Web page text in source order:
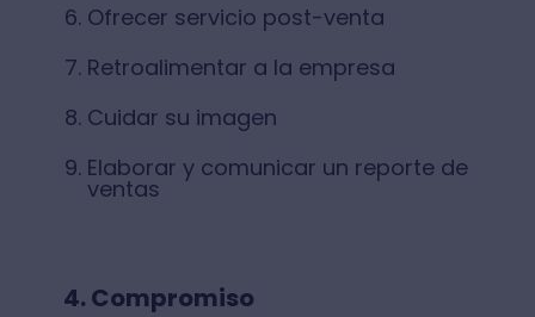
Ofrecer servicio post-venta
Retroalimentar a la empresa
Cuidar su imagen
Elaborar y comunicar un reporte de
ventas
4. Compromiso